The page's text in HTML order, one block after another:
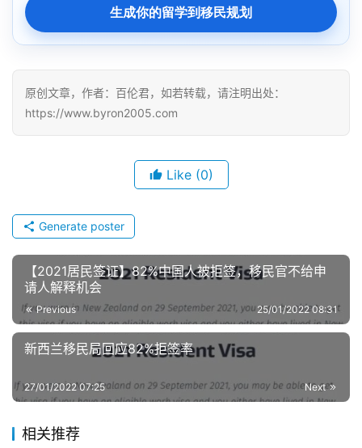
生成你的留学到移民规划
原创文章，作者：百伦君，如若转载，请注明出处：
https://www.byron2005.com
Like (0)
Generate poster
【2021居民签证】82%中国人被拒签，移民官不给申
请人解释机会
Previous 25/01/2022 08:31
新西兰移民局回应82%拒签率
Next
27/01/2022 07:25
相关推荐